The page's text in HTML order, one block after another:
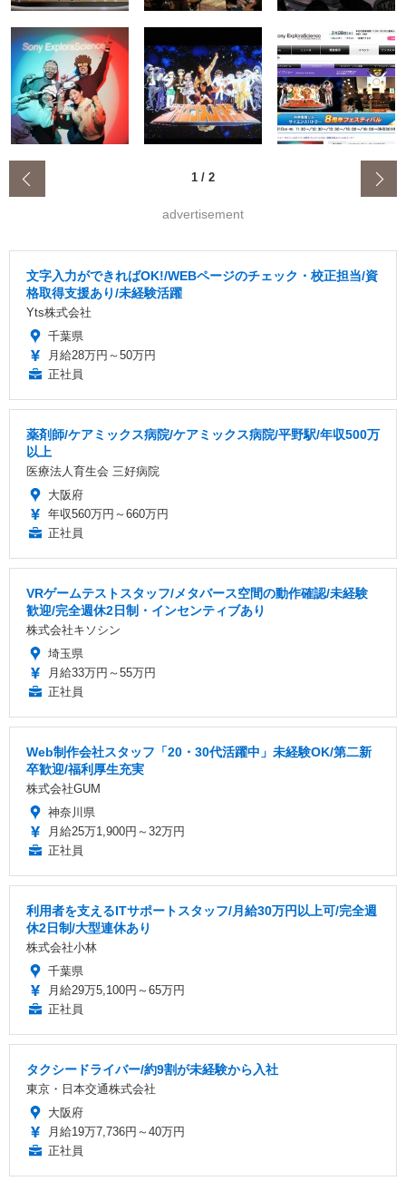
1 / 2
advertisement
文字入力ができればOK!/WEBページのチェック・校正担当/資
格取得支援あり/未経験活躍
Yts株式会社
千葉県
月給28万円～50万円
正社員
薬剤師/ケアミックス病院/ケアミックス病院/平野駅/年収500万
以上
医療法人育生会 三好病院
大阪府
年収560万円～660万円
正社員
VRゲームテストスタッフ/メタバース空間の動作確認/未経験
歓迎/完全週休2日制・インセンティブあり
株式会社キソシン
埼玉県
月給33万円～55万円
正社員
Web制作会社スタッフ「20・30代活躍中」未経験OK/第二新
卒歓迎/福利厚生充実
株式会社GUM
神奈川県
月給25万1,900円～32万円
正社員
利用者を支えるITサポートスタッフ/月給30万円以上可/完全週
休2日制/大型連休あり
株式会社小林
千葉県
月給29万5,100円～65万円
正社員
タクシードライバー/約9割が未経験から入社
東京・日本交通株式会社
大阪府
月給19万7,736円～40万円
正社員